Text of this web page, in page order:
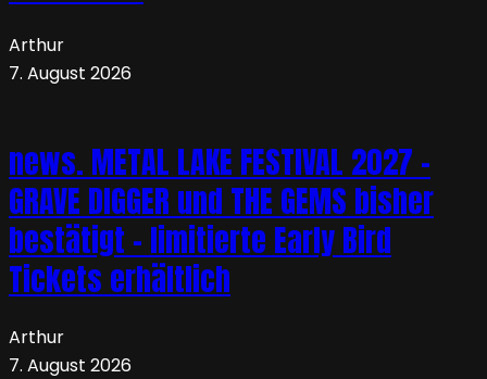
Arthur
7. August 2026
news. METAL LAKE FESTIVAL 2027 –
GRAVE DIGGER und THE GEMS bisher
bestätigt – limitierte Early Bird
Tickets erhältlich
Arthur
7. August 2026